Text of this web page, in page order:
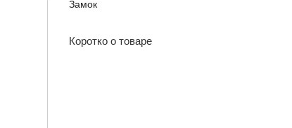
Замок
Коротко о товаре